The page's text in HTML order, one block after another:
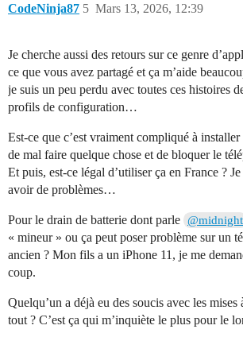
CodeNinja87 Mars 13, 2026, 12:39
5
Je cherche aussi des retours sur ce genre
ce que vous avez partagé et ça m’aide
je suis un peu perdu avec toutes ces histoires
profils de configuration…
Est-ce que c’est vraiment compliqué à installer
de mal faire quelque chose et de bloquer le
Et puis, est-ce légal d’utiliser ça en France ?
avoir de problèmes…
Pour le drain de batterie dont parle @midnight
« mineur » ou ça peut poser problème sur un
ancien ? Mon fils a un iPhone 11, je me
coup.
Quelqu’un a déjà eu des soucis avec les mises
tout ? C’est ça qui m’inquiète le plus pour le